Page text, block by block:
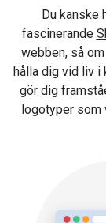
Du kanske
fascinerande
webben, så
hålla dig vid liv i
gör dig
logotyper som